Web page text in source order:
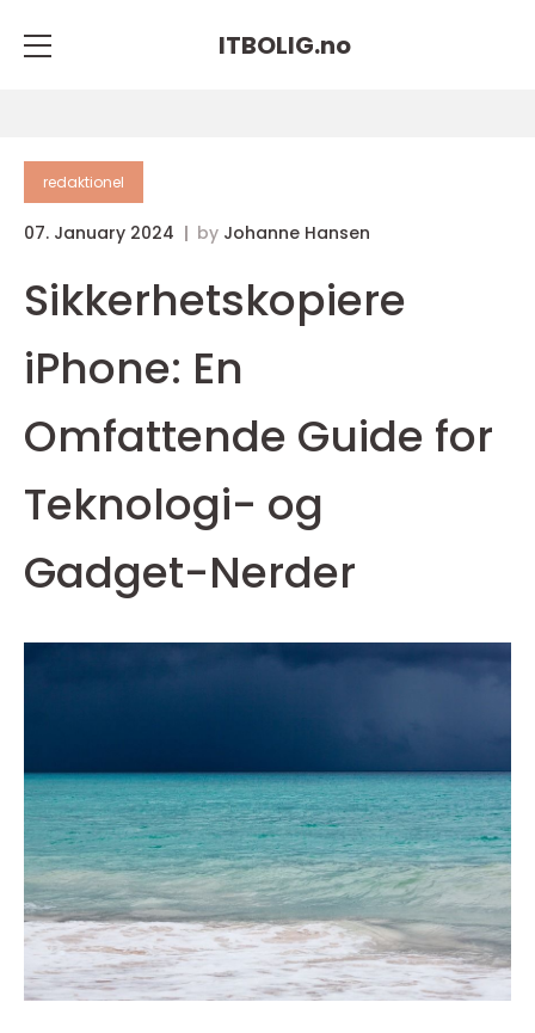
ITBOLIG.no
redaktionel
07. January 2024 by Johanne Hansen
Sikkerhetskopiere
iPhone: En
Omfattende Guide for
Teknologi- og
Gadget-Nerder